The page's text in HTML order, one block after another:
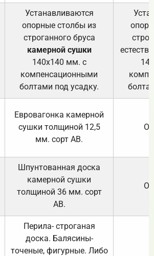
Устанавливаются
опорные столбы из
строганного бруса
камерной сушки
140х140 мм. с
компенсационными
болтами под усадку.
Евровагонка камерной
сушки толщиной 12,5
мм. сорт АВ.
Шпунтованная доска
камерной сушки
толщиной 36 мм. сорт
АВ.
Перила- строганая
доска. Балясины-
точеные, фигурные. Либо